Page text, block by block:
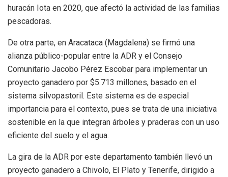
huracán Iota en 2020, que afectó la actividad de las familias
pescadoras.
De otra parte, en Aracataca (Magdalena) se firmó una
alianza público-popular entre la ADR y el Consejo
Comunitario Jacobo Pérez Escobar para implementar un
proyecto ganadero por $5.713 millones, basado en el
sistema silvopastoril. Este sistema es de especial
importancia para el contexto, pues se trata de una iniciativa
sostenible en la que integran árboles y praderas con un uso
eficiente del suelo y el agua.
La gira de la ADR por este departamento también llevó un
proyecto ganadero a Chivolo, El Plato y Tenerife, dirigido a